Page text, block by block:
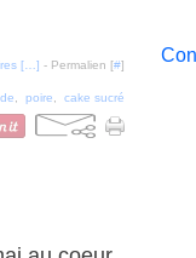
[ ] - Permalien [#]
poire cake sucré